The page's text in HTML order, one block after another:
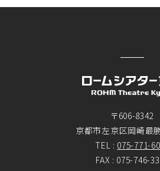
〒606-8342
京都市左京区岡崎最
TEL : 075-771-
FAX : 075-746-